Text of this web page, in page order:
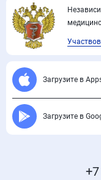
Загрузите в
Загрузите в